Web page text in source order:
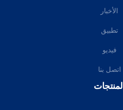
الأخبار
تطبيق
فيديو
اتصل بنا
المنتجات